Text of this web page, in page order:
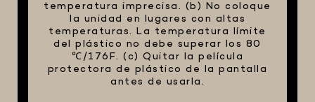
temperatura imprecisa. (b) No coloque
la unidad en lugares con altas
temperaturas. La temperatura límite
del plástico no debe superar los 80
℃/176F. (c) Quitar la película
protectora de plástico de la pantalla
antes de usarla.